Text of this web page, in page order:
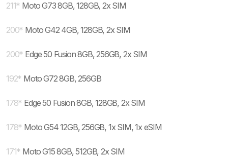
211* Moto G73 8GB, 128GB, 2x SIM
200* Moto G42 4GB, 128GB, 2x SIM
200* Edge 50 Fusion 8GB, 256GB, 2x SIM
192* Moto G72 8GB, 256GB
178* Edge 50 Fusion 8GB, 128GB, 2x SIM
178* Moto G54 12GB, 256GB, 1x SIM, 1x eSIM
171* Moto G15 8GB, 512GB, 2x SIM